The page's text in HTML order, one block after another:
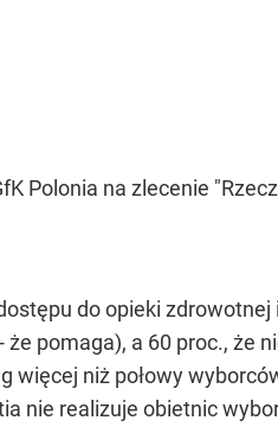
Polonia na zlecenie
do opieki zdrowotnej
pomaga), a 60 proc., że
więcej niż połowy
nie realizuje obietnic